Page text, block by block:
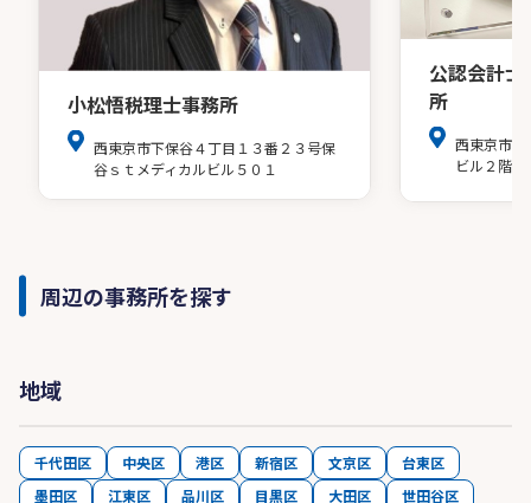
小松悟税理士事務所
西東京市下保谷４丁目１３番２３号保
谷ｓｔメディカルビル５０１
公認会計
所
西東京市田
ビル２階
周辺の事務所を探す
地域
千代田区 中央区 港区 新宿区 文京区
台東区
墨田区
江東区 品川区 目黒区 大田区
世田谷区